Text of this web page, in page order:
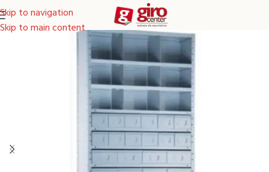
Skip to navigation
Skip to main content